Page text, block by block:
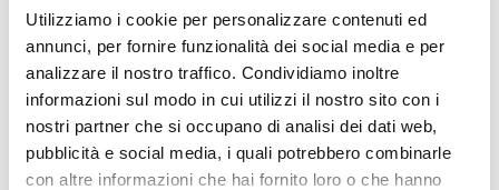
Utilizziamo i cookie per personalizzare contenuti ed
annunci, per fornire funzionalità dei social media e per
analizzare il nostro traffico. Condividiamo inoltre
informazioni sul modo in cui utilizzi il nostro sito con i
nostri partner che si occupano di analisi dei dati web,
pubblicità e social media, i quali potrebbero combinarle
con altre informazioni che hai fornito loro o che hanno
ALLENATI CON ME!